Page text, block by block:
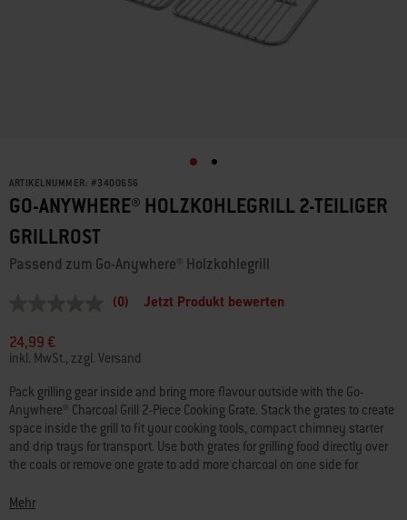
ARTIKELNUMMER: #3400656
GO-ANYWHERE® HOLZKOHLEGRILL 2-TEILIGER
GRILLROST
Passend zum Go-Anywhere® Holzkohlegrill
Link
auf
derselben
Seite.
(0) Jetzt Produkt bewerten
24,99 €
inkl. MwSt., zzgl. Versand
Pack grilling gear inside and bring more flavour outside with the Go-
Anywhere® Charcoal Grill 2-Piece Cooking Grate. Stack the grates to create
space inside the grill to fit your cooking tools, compact chimney starter
and drip trays for transport. Use both grates for grilling food directly over
the coals or remove one grate to add more charcoal on one side for
Anywhere® Charcoal Grill • Store grilling gear inside and cook more food
Mehr